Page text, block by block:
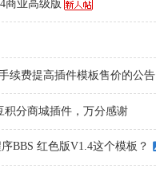
商业高级版
续费提高插件模板售价的公告
分商城插件，万分感谢
BBS 红色版V1.4这个模板？